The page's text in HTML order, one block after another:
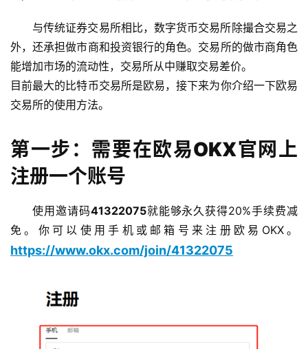
与传统证券交易所相比，数字货币交易所除撮合交易之
外，还承担做市商和投资银行的角色。交易所的做市商角色
能增加市场的流动性，交易所从中赚取交易差价。
目前最大的比特币交易所是欧易，接下来为你介绍一下欧易
交易所的使用方法。
第一步：需要在欧易OKX官网上
注册一个账号
使用邀请码41322075就能够永久获得20%手续费减
免。你可以使用手机或邮箱号来注册欧易OKX。
https://www.okx.com/join/41322075